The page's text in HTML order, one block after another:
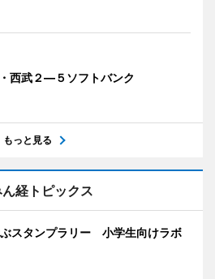
西武２―５ソフトバンク
もっと見る
経トピックス
スタンプラリー 小学生向けラボ